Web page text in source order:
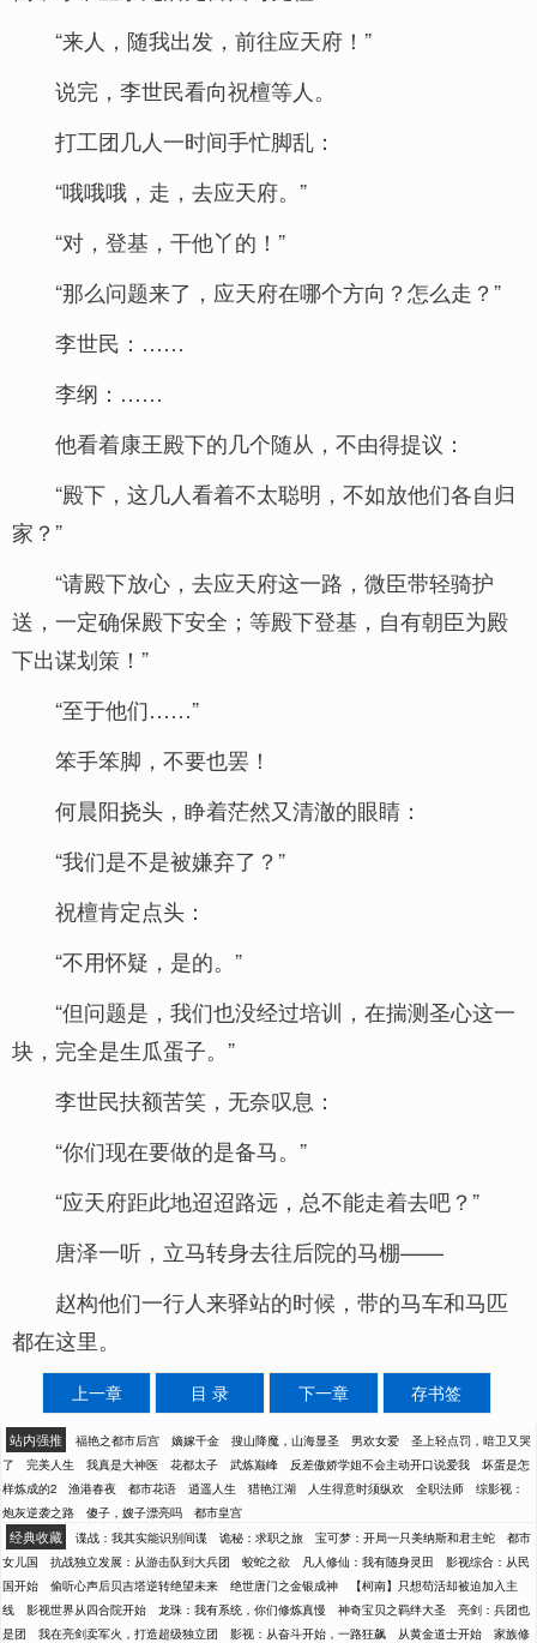
“来人，随我出发，前往应天府！”
说完，李世民看向祝檀等人。
打工团几人一时间手忙脚乱：
“哦哦哦，走，去应天府。”
“对，登基，干他丫的！”
“那么问题来了，应天府在哪个方向？怎么走？”
李世民：……
李纲：……
他看着康王殿下的几个随从，不由得提议：
“殿下，这几人看着不太聪明，不如放他们各自归
家？”
“请殿下放心，去应天府这一路，微臣带轻骑护
送，一定确保殿下安全；等殿下登基，自有朝臣为殿
下出谋划策！”
“至于他们……”
笨手笨脚，不要也罢！
何晨阳挠头，睁着茫然又清澈的眼睛：
“我们是不是被嫌弃了？”
祝檀肯定点头：
“不用怀疑，是的。”
“但问题是，我们也没经过培训，在揣测圣心这一
块，完全是生瓜蛋子。”
李世民扶额苦笑，无奈叹息：
“你们现在要做的是备马。”
“应天府距此地迢迢路远，总不能走着去吧？”
唐泽一听，立马转身去往后院的马棚——
赵构他们一行人来驿站的时候，带的马车和马匹
都在这里。
上一章 目 录 下一章 存书签
站内强推 福艳之都市后宫 嫡嫁千金 搜山降魔，山海显圣 男欢女爱
圣上轻点罚，暗卫又哭
了
完美人生 我真是大神医 花都太子 武炼巅峰 反差傲娇学姐不会主动开口说爱我
坏蛋是怎
样炼成的2
渔港春夜 都市花语 逍遥人生 猎艳江湖 人生得意时须纵欢 全职法师
综影视：
炮灰逆袭之路
傻子，嫂子漂亮吗 都市皇宫
经典收藏 谍战：我其实能识别间谍 诡秘：求职之旅 宝可梦：开局一只美纳斯和君主蛇
都市
女儿国
抗战独立发展：从游击队到大兵团 蛟蛇之欲 凡人修仙：我有随身灵田
影视综合：从民
国开始
偷听心声后贝吉塔逆转绝望未来 绝世唐门之金银成神
【柯南】只想苟活却被迫加入主
线
影视世界从四合院开始 龙珠：我有系统，你们修炼真慢 神奇宝贝之羁绊大圣
亮剑：兵团也
是团
我在亮剑卖军火，打造超级独立团 影视：从奋斗开始，一路狂飙 从黄金道士开始 家族修